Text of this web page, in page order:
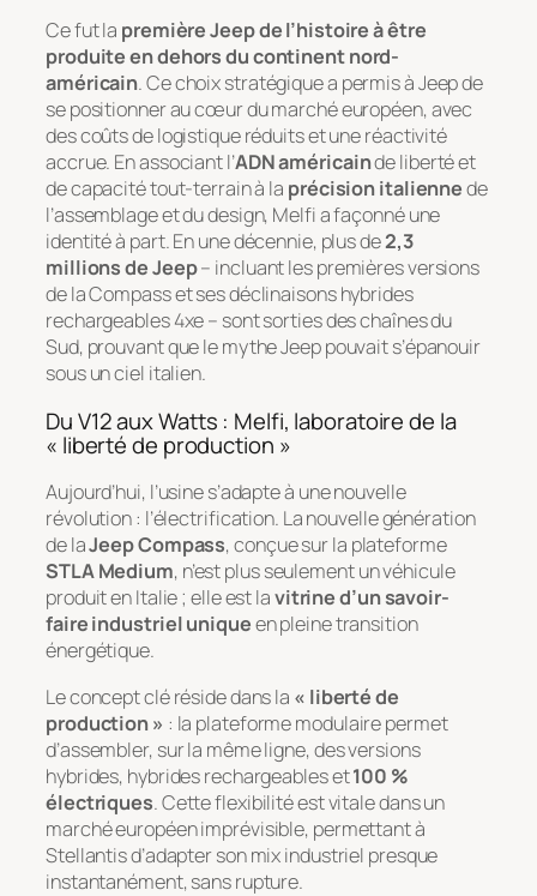
Ce fut la première Jeep de l’histoire à être
produite en dehors du continent nord-
américain. Ce choix stratégique a permis à Jeep de
se positionner au cœur du marché européen, avec
des coûts de logistique réduits et une réactivité
accrue. En associant l’ADN américainde liberté et
de capacité tout-terrain à la précision italiennede
l’assemblage et du design, Melfi a façonné une
identité à part. En une décennie, plus de2,3
millions de Jeep– incluant les premières versions
de la Compass et ses déclinaisons hybrides
rechargeables 4xe – sont sorties des chaînes du
Sud, prouvant que le mythe Jeep pouvait s’épanouir
sous un ciel italien.
Du V12 aux Watts : Melfi, laboratoire de la
« liberté de production »
Aujourd’hui, l’usine s’adapte à une nouvelle
révolution : l’électrification. La nouvelle génération
de laJeep Compass, conçue sur la plateforme
STLA Medium, n’est plus seulement un véhicule
produit en Italie ; elle est lavitrine d’un savoir-
faire industriel uniqueen pleine transition
énergétique.
Le concept clé réside dans la « liberté de
production » : la plateforme modulaire permet
d’assembler, sur la même ligne, des versions
hybrides, hybrides rechargeables et100 %
électriques. Cette flexibilité est vitale dans un
marché européen imprévisible, permettant à
Stellantis d’adapter sonmixindustriel presque
instantanément, sans rupture.